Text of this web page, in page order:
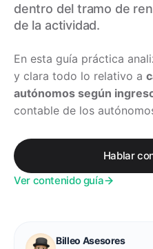
dentro del tramo de
de la actividad.
En esta guía práctica
y clara todo lo relativo a
autónomos según
contable de los
Hablar
Ver contenido guía
Billeo Asesores